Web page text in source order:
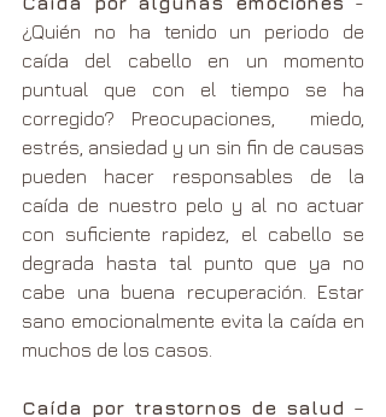
¿Quién no ha tenido un periodo de
caída del cabello en un momento
puntual que con el tiempo se ha
corregido? Preocupaciones,  miedo,
estrés, ansiedad y un sin fin de causas
pueden hacer responsables de la
caída de nuestro pelo y al no actuar
con suficiente rapidez, el cabello se
degrada hasta tal punto que ya no
cabe una buena recuperación. Estar
sano emocionalmente evita la caída en
muchos de los casos.
Caída por trastornos de salud –